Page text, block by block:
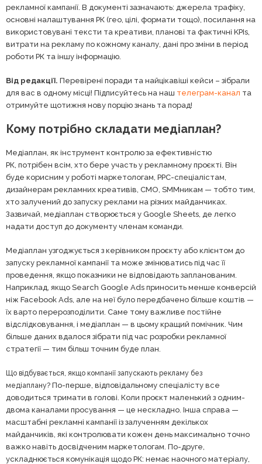
рекламної кампанії. В документі зазначають: джерела трафіку,
основні налаштування РК (гео, цілі, формати тощо), посилання на
використовувані тексти та креативи, планові та фактичні KPIs,
витрати на рекламу по кожному каналу, дані про зміни в період
роботи РК та іншу інформацію.
Від редакції. Перевірені поради та найцікавіші кейси – зібрали
для вас в одному місці! Підписуйтесь на наш телеграм-канал та
отримуйте щотижня нову порцію знань та порад!
Кому потрібно складати медіаплан?
Медіаплан, як інструмент контролю за ефективністю
РК, потрібен всім, хто бере участь у рекламному проєкті. Він
буде корисним у роботі маркетологам, PPC-спеціалістам,
дизайнерам рекламних креативів, CMO, SMMникам — тобто тим,
хто залучений до запуску реклами на різних майданчиках.
Зазвичай, медіаплан створюється у Google Sheets, де легко
надати доступ до документу членам команди.
Медіаплан узгоджується з керівником проєкту або клієнтом до
запуску рекламної кампанії та може змінюватись під час її
проведення, якщо показники не відповідають запланованим.
Наприклад, якщо Search Google Ads приносить менше конверсій
ніж Facebook Ads, але на неї було передбачено більше коштів —
їх варто перерозподілити. Саме тому важливе постійне
відслідковування, і медіаплан — в цьому кращий помічник. Чим
більше даних вдалося зібрати під час розробки рекламної
стратегії — тим більш точним буде план.
Що відбувається, якщо компанії запускають рекламу без
медіаплану? По-перше, відповідальному спеціалісту все
доводиться тримати в голові. Коли проєкт маленький з одним-
двома каналами просування — це нескладно. Інша справа —
масштабні рекламні кампанії із залученням декількох
майданчиків, які контролювати кожен день максимально точно
важко навіть досвідченим маркетологам. По-друге,
ускладнюється комунікація щодо РК: немає наочного матеріалу,